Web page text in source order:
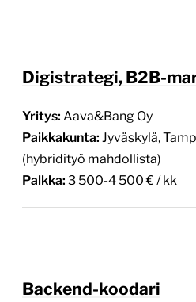
Digistrategi, B2B-
Yritys: Aava&Bang Oy
Paikkakunta: Jyväskylä,
(hybridityö mahdollista)
Palkka: 3 500-4 500 € / kk
Backend-koodari